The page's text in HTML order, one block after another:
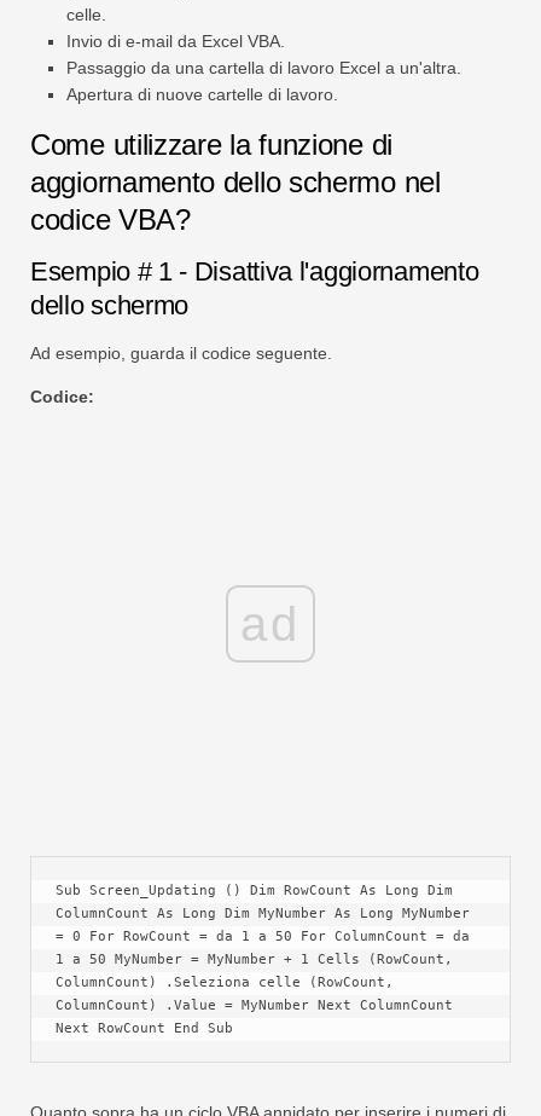
celle.
Invio di e-mail da Excel VBA.
Passaggio da una cartella di lavoro Excel a un'altra.
Apertura di nuove cartelle di lavoro.
Come utilizzare la funzione di
aggiornamento dello schermo nel
codice VBA?
Esempio # 1 - Disattiva l'aggiornamento
dello schermo
Ad esempio, guarda il codice seguente.
Codice:
ad
Sub Screen_Updating () Dim RowCount As Long Dim
ColumnCount As Long Dim MyNumber As Long MyNumber
= 0 For RowCount = da 1 a 50 For ColumnCount = da
1 a 50 MyNumber = MyNumber + 1 Cells (RowCount,
ColumnCount) .Seleziona celle (RowCount,
ColumnCount) .Value = MyNumber Next ColumnCount
Next RowCount End Sub